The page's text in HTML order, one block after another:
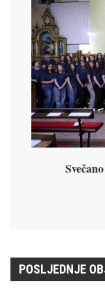
POSLJEDNJE